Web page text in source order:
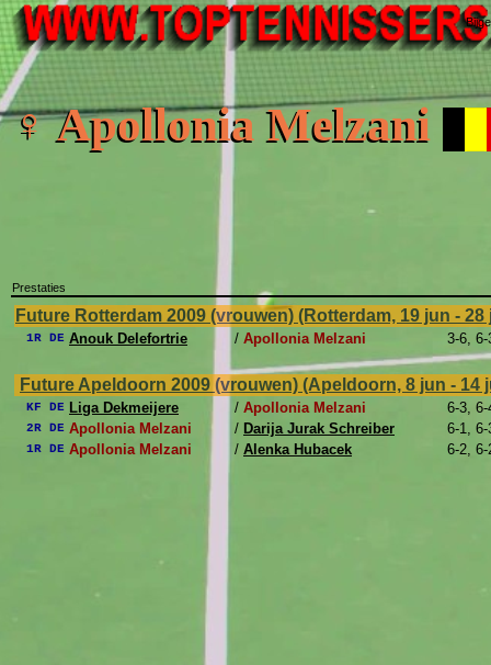
♀ Apollonia Melzani
Prestaties
Future Rotterdam 2009 (vrouwen) (Rotterdam, 19 jun -
1R DE Anouk Delefortrie / Apollonia Melzani 3-6, 6-
Future Apeldoorn 2009 (vrouwen) (Apeldoorn, 8 jun - 14
KF DE Liga Dekmeijere / Apollonia Melzani 6-3, 6-
2R DE Apollonia Melzani / Darija Jurak Schreiber 6-1, 6-
1R DE Apollonia Melzani / Alenka Hubacek 6-2, 6-